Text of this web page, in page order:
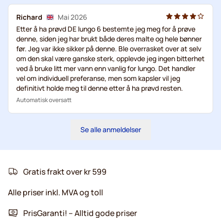
Richard
Mai 2026
Etter å ha prøvd DE lungo 6 bestemte jeg meg for å prøve
denne, siden jeg har brukt både deres malte og hele bønner
før. Jeg var ikke sikker på denne. Ble overrasket over at selv
om den skal være ganske sterk, opplevde jeg ingen bitterhet
ved å bruke litt mer vann enn vanlig for lungo. Det handler
vel om individuell preferanse, men som kapsler vil jeg
definitivt holde meg til denne etter å ha prøvd resten.
Automatisk oversatt
Se alle anmeldelser
Gratis frakt over kr 599
Alle priser inkl. MVA og toll
PrisGaranti! – Alltid gode priser